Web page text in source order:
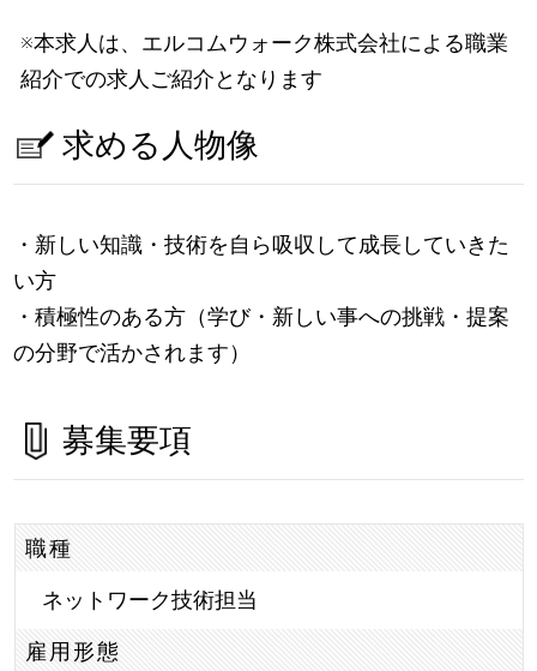
※本求人は、エルコムウォーク株式会社による職業
紹介での求人ご紹介となります
求める人物像
・新しい知識・技術を自ら吸収して成長していきた
い方
・積極性のある方（学び・新しい事への挑戦・提案
の分野で活かされます）
募集要項
職種
ネットワーク技術担当
雇用形態